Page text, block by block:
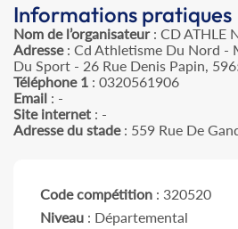
Informations pratiques
Nom de l’organisateur: CD ATHLE
Adresse: Cd Athletisme Du Nord -
Du Sport - 26 Rue Denis Papin,
Téléphone 1 : 0320561906
Email : -
Site internet : -
Adresse du stade: 559 Rue De
Code compétition : 320520
Niveau : Départemental